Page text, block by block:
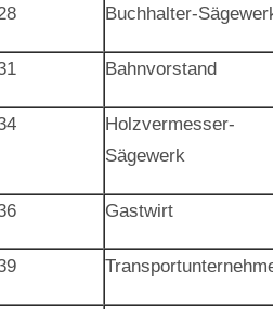
Buchhalter-
Bahnvorstand
Holzvermesser-
Sägewerk
Gastwirt